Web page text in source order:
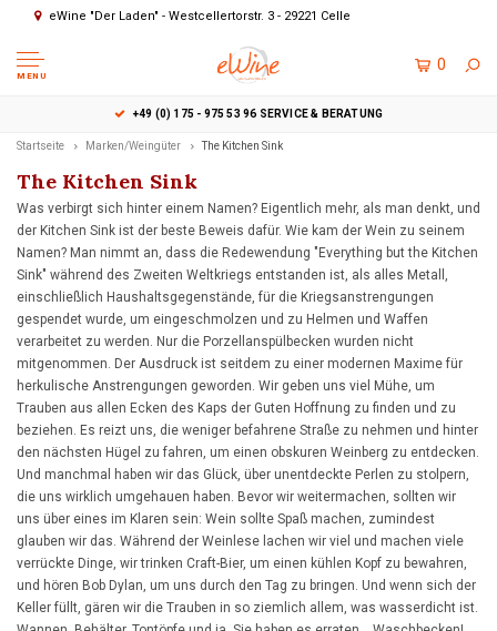
eWine "Der Laden" - Westcellertorstr. 3 - 29221 Celle
MENU
0
+49 (0) 175 - 975 53 96 SERVICE & BERATUNG
Startseite Marken/Weingüter The Kitchen Sink
The Kitchen Sink
Was verbirgt sich hinter einem Namen? Eigentlich mehr, als man denkt, und
der Kitchen Sink ist der beste Beweis dafür. Wie kam der Wein zu seinem
Namen? Man nimmt an, dass die Redewendung "Everything but the Kitchen
Sink" während des Zweiten Weltkriegs entstanden ist, als alles Metall,
einschließlich Haushaltsgegenstände, für die Kriegsanstrengungen
gespendet wurde, um eingeschmolzen und zu Helmen und Waffen
verarbeitet zu werden. Nur die Porzellanspülbecken wurden nicht
mitgenommen. Der Ausdruck ist seitdem zu einer modernen Maxime für
herkulische Anstrengungen geworden. Wir geben uns viel Mühe, um
Trauben aus allen Ecken des Kaps der Guten Hoffnung zu finden und zu
beziehen. Es reizt uns, die weniger befahrene Straße zu nehmen und hinter
den nächsten Hügel zu fahren, um einen obskuren Weinberg zu entdecken.
Und manchmal haben wir das Glück, über unentdeckte Perlen zu stolpern,
die uns wirklich umgehauen haben. Bevor wir weitermachen, sollten wir
uns über eines im Klaren sein: Wein sollte Spaß machen, zumindest
glauben wir das. Während der Weinlese lachen wir viel und machen viele
verrückte Dinge, wir trinken Craft-Bier, um einen kühlen Kopf zu bewahren,
und hören Bob Dylan, um uns durch den Tag zu bringen. Und wenn sich der
Keller füllt, gären wir die Trauben in so ziemlich allem, was wasserdicht ist.